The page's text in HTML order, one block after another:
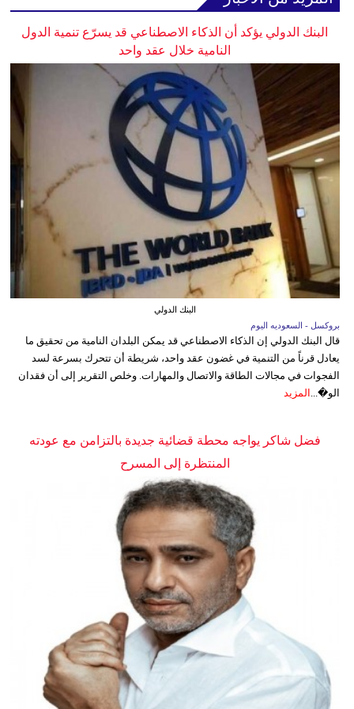
البنك الدولي يؤكد أن الذكاء الاصطناعي قد يسرّع تنمية الدول
النامية خلال عقد واحد
البنك الدولي
بروكسل - السعوديه اليوم
قال البنك الدولي إن الذكاء الاصطناعي قد يمكن البلدان النامية من تحقيق ما
يعادل قرناً من التنمية في غضون عقد واحد، شريطة أن تتحرك بسرعة لسد
الفجوات في مجالات الطاقة والاتصال والمهارات. وخلص التقرير إلى أن فقدان
الو�... المزيد
فضل شاكر يواجه محطة قضائية جديدة بالتزامن مع عودته
المنتظرة إلى المسرح